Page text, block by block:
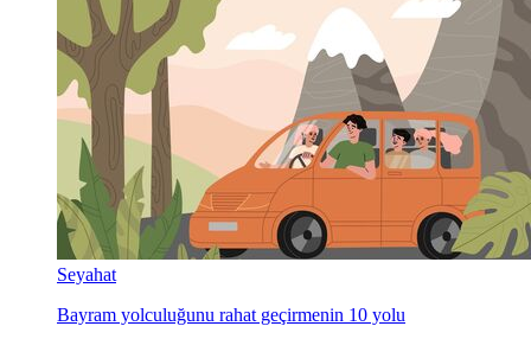
Seyahat
Bayram yolculuğunu rahat geçirmenin 10 yolu